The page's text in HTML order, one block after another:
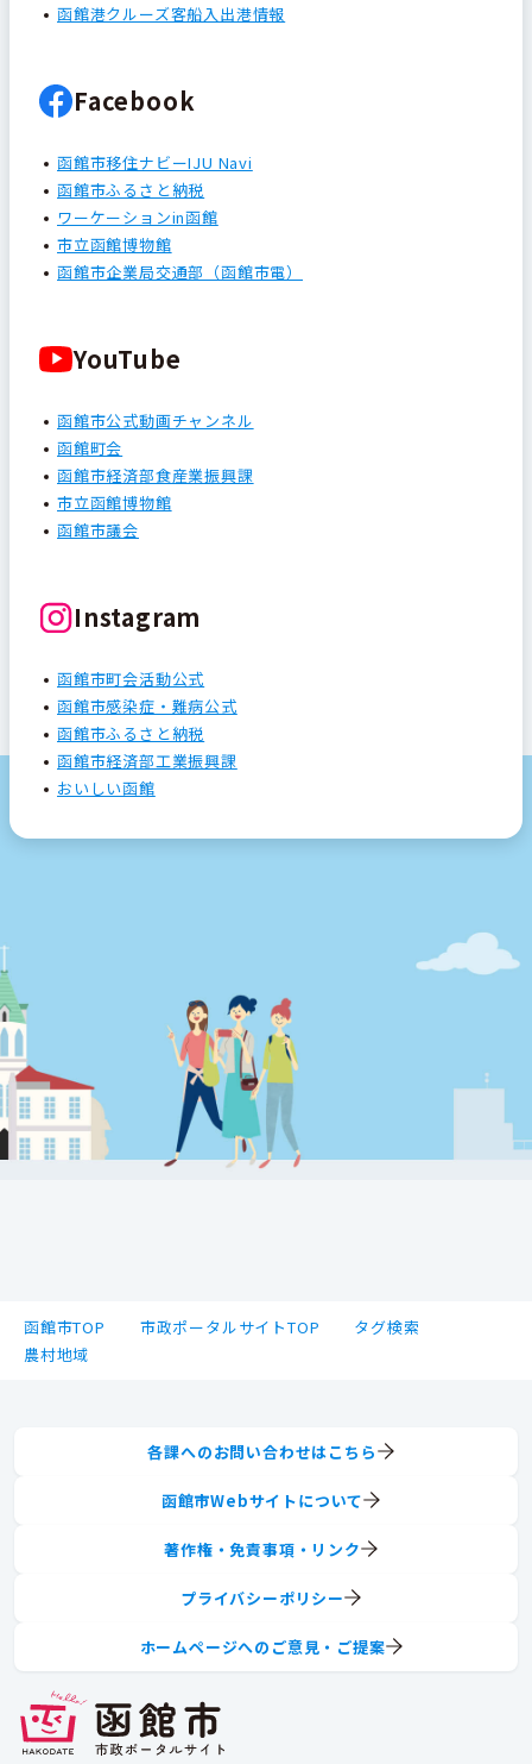
函館港クルーズ客船入出港情報
Facebook
函館市移住ナビーIJU Navi
函館市ふるさと納税
ワーケーションin函館
市立函館博物館
函館市企業局交通部（函館市電）
YouTube
函館市公式動画チャンネル
函館町会
函館市経済部食産業振興課
市立函館博物館
函館市議会
Instagram
函館市町会活動公式
函館市感染症・難病公式
函館市ふるさと納税
函館市経済部工業振興課
おいしい函館
函館市TOP 市政ポータルサイトTOP
タグ検索
農村地域
各課へのお問い合わせはこちら
函館市Webサイトについて
著作権・免責事項・リンク
プライバシーポリシー
ホームページへのご意見・ご提案